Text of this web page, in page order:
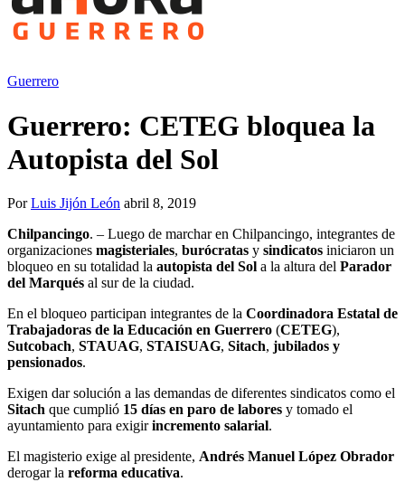
Guerrero
Guerrero: CETEG bloquea la
Autopista del Sol
PorLuis Jijón León abril 8, 2019
Chilpancingo. – Luego de marchar en Chilpancingo, integrantes de
organizaciones magisteriales, burócratas y sindicatos iniciaron un
bloqueo en su totalidad la autopista del Sol a la altura del Parador
del Marqués al sur de la ciudad.
En el bloqueo participan integrantes de la Coordinadora Estatal de
Trabajadoras de la Educación en Guerrero (CETEG),
Sutcobach, STAUAG, STAISUAG, Sitach, jubilados y
pensionados.
Exigen dar solución a las demandas de diferentes sindicatos como el
Sitach que cumplió 15 días en paro de labores y tomado el
ayuntamiento para exigirincremento salarial.
El magisterio exige al presidente, Andrés Manuel López Obrador
derogar la reforma educativa.